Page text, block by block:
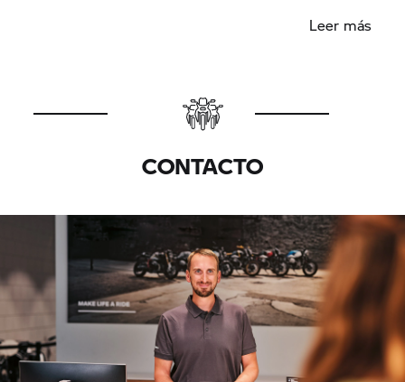
de intenciones fuera de la carretera. Azul, blanco y
Leer más
CONTACTO